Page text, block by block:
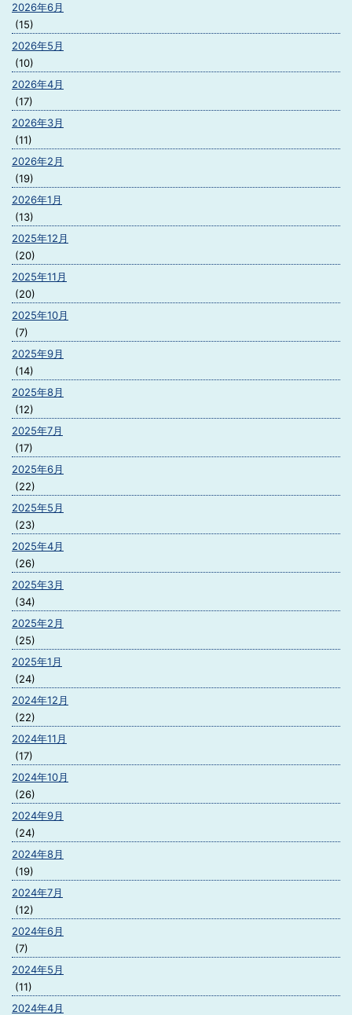
2026年6月
(15)
2026年5月
(10)
2026年4月
(17)
2026年3月
(11)
2026年2月
(19)
2026年1月
(13)
2025年12月
(20)
2025年11月
(20)
2025年10月
(7)
2025年9月
(14)
2025年8月
(12)
2025年7月
(17)
2025年6月
(22)
2025年5月
(23)
2025年4月
(26)
2025年3月
(34)
2025年2月
(25)
2025年1月
(24)
2024年12月
(22)
2024年11月
(17)
2024年10月
(26)
2024年9月
(24)
2024年8月
(19)
2024年7月
(12)
2024年6月
(7)
2024年5月
(11)
2024年4月